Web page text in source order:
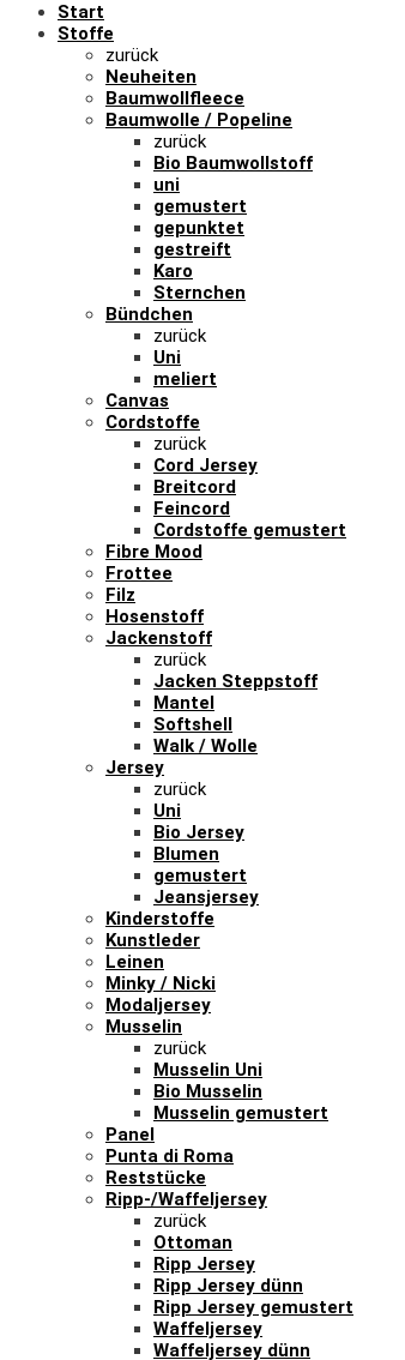
Start
Stoffe
zurück
Neuheiten
Baumwollfleece
Baumwolle / Popeline
zurück
Bio Baumwollstoff
uni
gemustert
gepunktet
gestreift
Karo
Sternchen
Bündchen
zurück
Uni
meliert
Canvas
Cordstoffe
zurück
Cord Jersey
Breitcord
Feincord
Cordstoffe gemustert
Fibre Mood
Frottee
Filz
Hosenstoff
Jackenstoff
zurück
Jacken Steppstoff
Mantel
Softshell
Walk / Wolle
Jersey
zurück
Uni
Bio Jersey
Blumen
gemustert
Jeansjersey
Kinderstoffe
Kunstleder
Leinen
Minky / Nicki
Modaljersey
Musselin
zurück
Musselin Uni
Bio Musselin
Musselin gemustert
Panel
Punta di Roma
Reststücke
Ripp-/Waffeljersey
zurück
Ottoman
Ripp Jersey
Ripp Jersey dünn
Ripp Jersey gemustert
Waffeljersey
Waffeljersey dünn